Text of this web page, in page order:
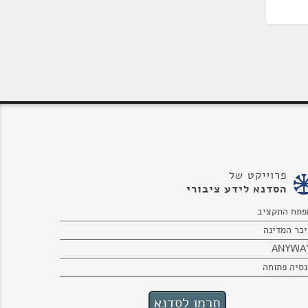
פרוייקט של
הסדנא לידע ציבורי
התקציב
המדינה
פתוחה